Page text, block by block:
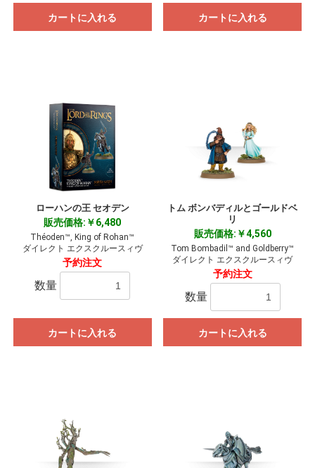
カートに入れる カートに入れる
ローハンの王 セオデン
販売価格:￥6,480
Théoden™, King of Rohan™
ダイレクト エクスクルースィヴ
予約注文
数量
カートに入れる
トム ボンバディルとゴールドベ
リ
販売価格:￥4,560
Tom Bombadil™ and Goldberry™
ダイレクト エクスクルースィヴ
予約注文
数量
カートに入れる